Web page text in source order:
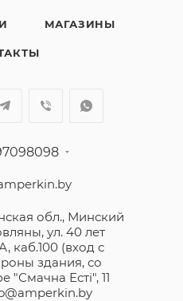
МАГАЗИНЫ
обл., Минский
ул. 40 лет
каб.100 (вход с
здания, со
"Смачна Естi", 11